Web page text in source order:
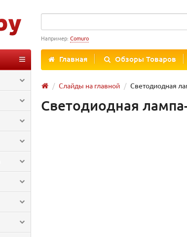
Например: Comuro
Главная Обзоры Товаров
Слайды на главной Светодиодная
Светодиодная